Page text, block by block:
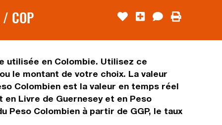
/ COP
utilisée en Colombie. Utilisez ce
le montant de votre choix. La valeur
Colombien est la valeur en temps réel
Livre de Guernesey et en Peso
Peso Colombien à partir de GGP, le taux